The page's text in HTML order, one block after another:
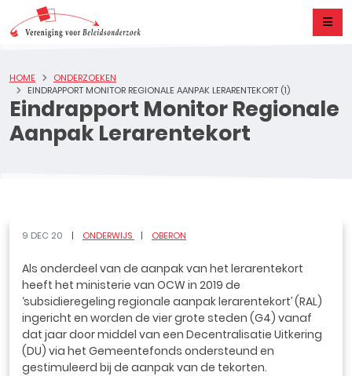
Eindrapport Monitor Regionale
Aanpak Lerarentekort
HOME
ONDERZOEKEN
EINDRAPPORT MONITOR REGIONALE AANPAK LERARENTEKORT (1)
9 DEC 20 ONDERWIJS OBERON
Als onderdeel van de aanpak van het lerarentekort
heeft het ministerie van OCW in 2019 de
‘subsidieregeling regionale aanpak lerarentekort’ (RAL)
ingericht en worden de vier grote steden (G4) vanaf
dat jaar door middel van een Decentralisatie Uitkering
(DU) via het Gemeentefonds ondersteund en
gestimuleerd bij de aanpak van de tekorten.